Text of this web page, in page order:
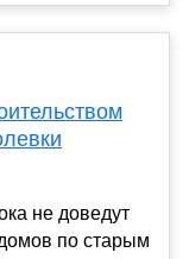
не доведут
по старым